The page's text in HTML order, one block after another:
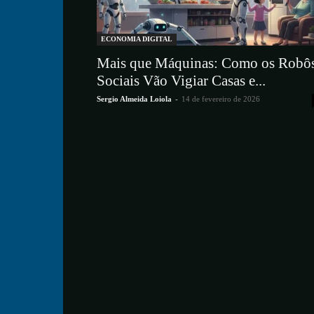
ECONOMIA DIGITAL
Mais que Máquinas: Como os
Sociais Vão Vigiar Casas e...
Sergio Almeida Loiola - 14 de fevereiro de 2026